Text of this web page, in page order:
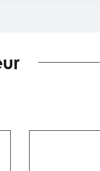
plus puissante.